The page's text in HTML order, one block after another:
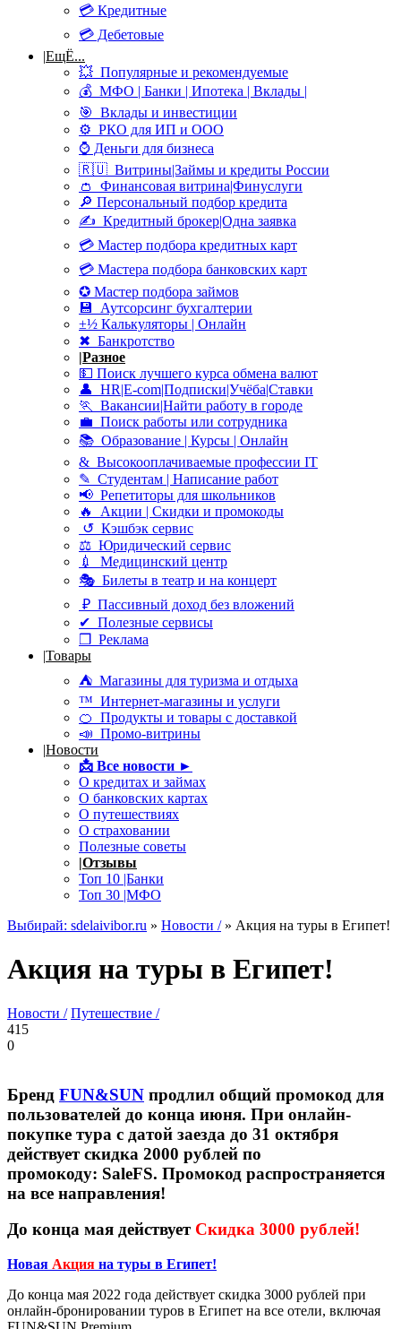
💳 Кредитные
💳 Дебетовые
|ЕщЁ...
💥 Популярные и рекомендуемые
💰 МФО | Банки | Ипотека | Вклады |
🎯 Вклады и инвестиции
⚙ РКО для ИП и ООО
⌚ Деньги для бизнеса
🇷🇺 Витрины|Займы и кредиты России
👛 Финансовая витрина|Финуслуги
🔎 Персональный подбор кредита
✍ Кредитный брокер|Одна заявка
💳 Мастер подбора кредитных карт
💳 Мастера подбора банковских карт
✪ Мастер подбора займов
💾 Аутсорсинг бухгалтерии
±½ Калькуляторы | Онлайн
✖ Банкротство
|Разное
💵 Поиск лучшего курса обмена валют
👤 HR|E-com|Подписки|Учёба|Ставки
🏃 Вакансии|Найти работу в городе
💼 Поиск работы или сотрудника
📚 Образование | Курсы | Онлайн
& Высокооплачиваемые профессии IT
✎ Студентам | Написание работ
📢 Репетиторы для школьников
🔥 Акции | Скидки и промокоды
↺ Кэшбэк сервис
⚖ Юридический сервис
💉 Медицинский центр
🎭 Билеты в театр и на концерт
₽ Пассивный доход без вложений
✔ Полезные сервисы
❒ Реклама
|Товары
⛺ Магазины для туризма и отдыха
™ Интернет-магазины и услуги
🍊 Продукты и товары с доставкой
📣 Промо-витрины
|Новости
📩 Все новости ►
О кредитах и займах
О банковских картах
О путешествиях
О страховании
Полезные советы
|Отзывы
Топ 10 |Банки
Топ 30 |МФО
Выбирай: sdelaivibor.ru » Новости /» Акция на туры в Египет!
Акция на туры в Египет!
Новости / Путешествие /
415
0
Бренд FUN&SUN продлил общий промокод для
пользователей до конца июня. При онлайн-
покупке тура с датой заезда до 31 октября
действует скидка 2000 рублей по
промокоду: SaleFS. Промокод распространяется
на все направления!
До конца мая действует Скидка 3000 рублей!
Новая Акция на туры в Египет!
До конца мая 2022 года действует скидка 3000 рублей при
онлайн-бронировании туров в Египет на все отели, включая